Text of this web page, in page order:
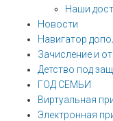
Наши
Новости
Навигатор
Зачисление и
Детство под
ГОД СЕМЬИ
Виртуальная
Электронная